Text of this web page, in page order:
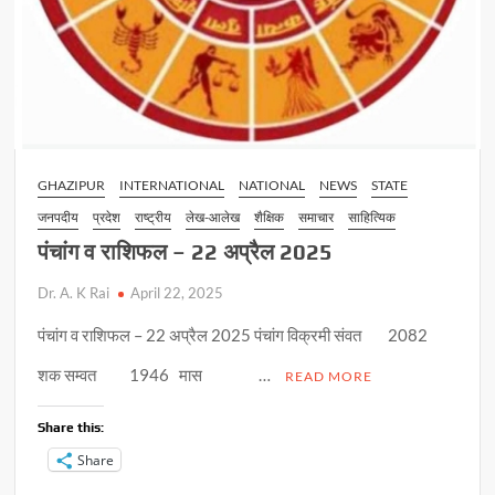
GHAZIPUR INTERNATIONAL NATIONAL NEWS
STATE
जनपदीय
प्रदेश राष्ट्रीय लेख-आलेख शैक्षिक समाचार साहित्यिक
पंचांग व राशिफल – 22 अप्रैल 2025
Dr. A. K Rai April 22, 2025
पंचांग व राशिफल – 22 अप्रैल 2025 पंचांग विक्रमी संवत 2082
शक सम्वत 1946 मास …
READ MORE
Share this:
Share